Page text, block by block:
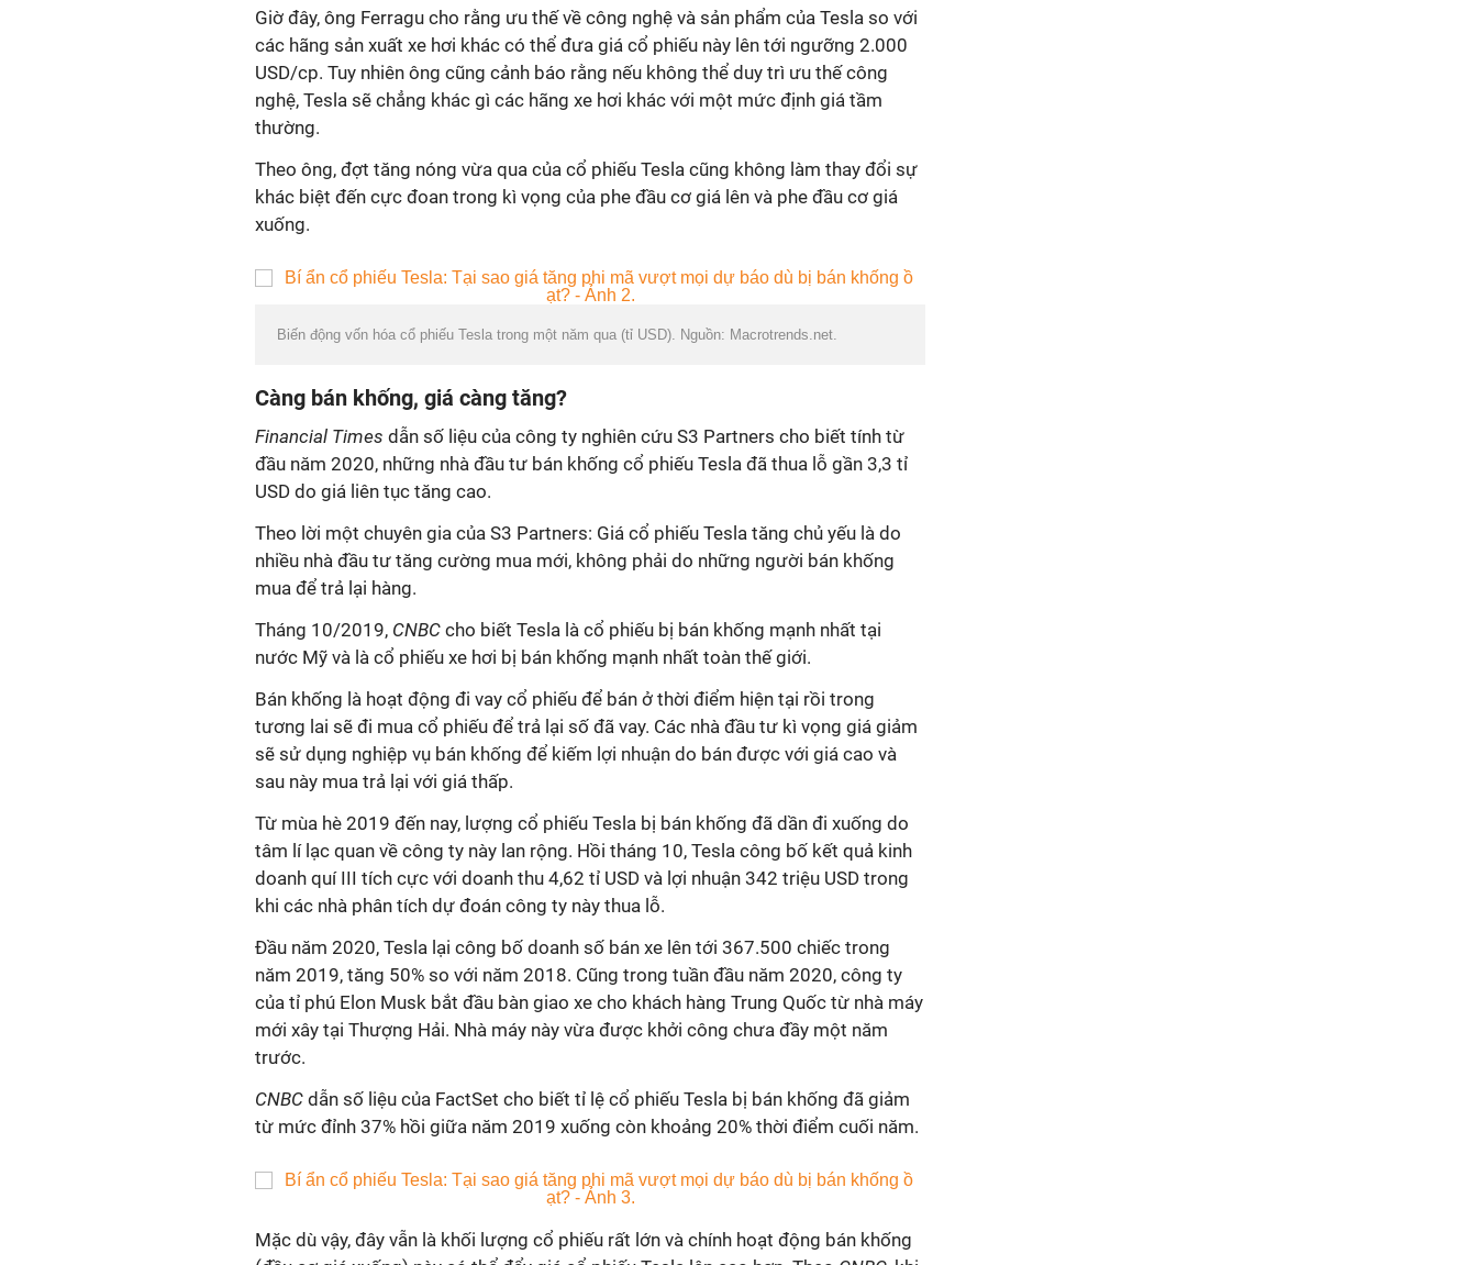
Giờ đây, ông Ferragu cho rằng ưu thế về công nghệ và sản phẩm của Tesla so với
các hãng sản xuất xe hơi khác có thể đưa giá cổ phiếu này lên tới ngưỡng 2.000
USD/cp. Tuy nhiên ông cũng cảnh báo rằng nếu không thể duy trì ưu thế công
nghệ, Tesla sẽ chẳng khác gì các hãng xe hơi khác với một mức định giá tầm
thường.
Theo ông, đợt tăng nóng vừa qua của cổ phiếu Tesla cũng không làm thay đổi sự
khác biệt đến cực đoan trong kì vọng của phe đầu cơ giá lên và phe đầu cơ giá
xuống.
Biến động vốn hóa cổ phiếu Tesla trong một năm qua (tỉ USD). Nguồn: Macrotrends.net.
Càng bán khống, giá càng tăng?
Financial Times dẫn số liệu của công ty nghiên cứu S3 Partners cho biết tính từ
đầu năm 2020, những nhà đầu tư bán khống cổ phiếu Tesla đã thua lỗ gần 3,3 tỉ
USD do giá liên tục tăng cao.
Theo lời một chuyên gia của S3 Partners: Giá cổ phiếu Tesla tăng chủ yếu là do
nhiều nhà đầu tư tăng cường mua mới, không phải do những người bán khống
mua để trả lại hàng.
Tháng 10/2019, CNBC cho biết Tesla là cổ phiếu bị bán khống mạnh nhất tại
nước Mỹ và là cổ phiếu xe hơi bị bán khống mạnh nhất toàn thế giới.
Bán khống là hoạt động đi vay cổ phiếu để bán ở thời điểm hiện tại rồi trong
tương lai sẽ đi mua cổ phiếu để trả lại số đã vay. Các nhà đầu tư kì vọng giá giảm
sẽ sử dụng nghiệp vụ bán khống để kiếm lợi nhuận do bán được với giá cao và
sau này mua trả lại với giá thấp.
Từ mùa hè 2019 đến nay, lượng cổ phiếu Tesla bị bán khống đã dần đi xuống do
tâm lí lạc quan về công ty này lan rộng. Hồi tháng 10, Tesla công bố kết quả kinh
doanh quí III tích cực với doanh thu 4,62 tỉ USD và lợi nhuận 342 triệu USD trong
khi các nhà phân tích dự đoán công ty này thua lỗ.
Đầu năm 2020, Tesla lại công bố doanh số bán xe lên tới 367.500 chiếc trong
năm 2019, tăng 50% so với năm 2018. Cũng trong tuần đầu năm 2020, công ty
của tỉ phú Elon Musk bắt đầu bàn giao xe cho khách hàng Trung Quốc từ nhà máy
mới xây tại Thượng Hải. Nhà máy này vừa được khởi công chưa đầy một năm
trước.
CNBC dẫn số liệu của FactSet cho biết tỉ lệ cổ phiếu Tesla bị bán khống đã giảm
từ mức đỉnh 37% hồi giữa năm 2019 xuống còn khoảng 20% thời điểm cuối năm.
Mặc dù vậy, đây vẫn là khối lượng cổ phiếu rất lớn và chính hoạt động bán khống